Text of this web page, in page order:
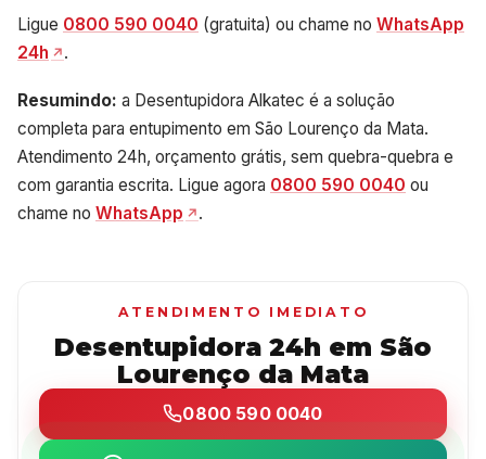
Ligue 0800 590 0040 (gratuita) ou chame no WhatsApp
24h
.
Resumindo: a Desentupidora Alkatec é a solução
completa para entupimento em São Lourenço da Mata.
Atendimento 24h, orçamento grátis, sem quebra-quebra e
com garantia escrita. Ligue agora 0800 590 0040 ou
chame no WhatsApp .
ATENDIMENTO IMEDIATO
Desentupidora 24h em São
Lourenço da Mata
0800 590 0040